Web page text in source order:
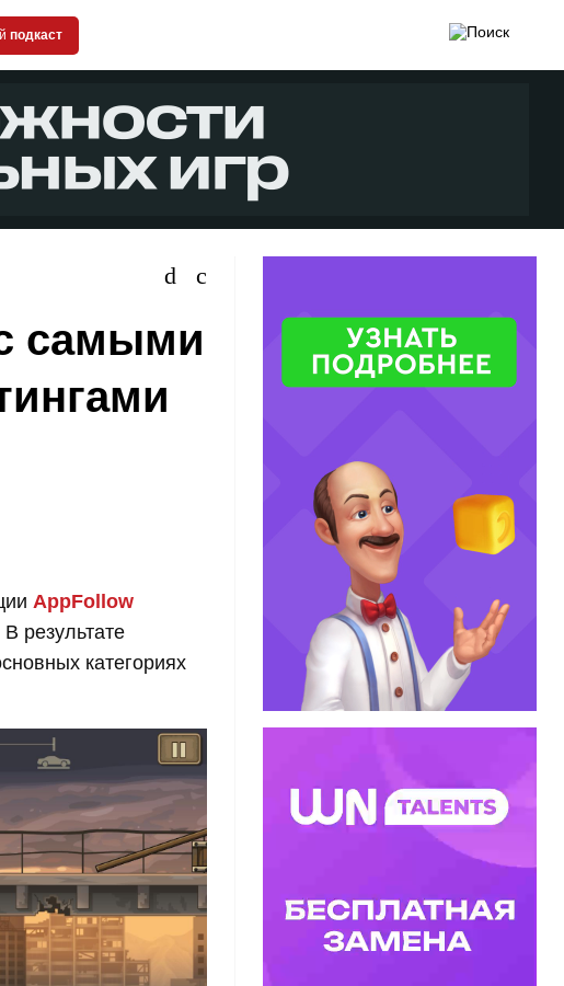
подкаст
самыми
AppFollow
результате
категориях